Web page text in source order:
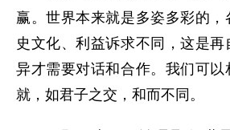
赢。世界本来就是多姿多彩的
史文化、利益诉求不同，这是
异才需要对话和合作。我们可
就，如君子之交，和而不同。